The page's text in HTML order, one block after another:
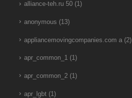
alliance-teh.ru 50(1)
anonymous (13)
appliancemovingcompanies.com a(2)
apr_common_1(1)
apr_common_2(1)
apr_lgbt(1)